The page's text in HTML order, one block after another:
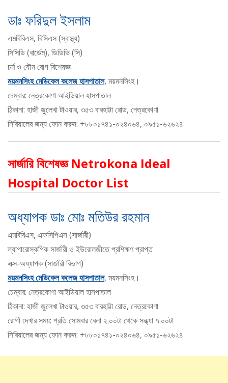
ডাঃ ফরিদুল ইসলাম
এমবিবিএস, বিসিএস (স্বাস্থ্য)
সিসিডি (বার্ডেম), ডিডিভি (সি)
চর্ম ও যৌন রোগ বিশেষজ্ঞ
ময়মনসিংহ মেডিকেল কলেজ হাসপাতাল, ময়মনসিংহ।
চেম্বার: নেত্রকোণা আইডিয়াল হাসপাতাল
ঠিকানা: হাজী জুলেখা টাওয়ার, ৩৫৩ বারহাট্টা রোড, নেত্রকোণা
সিরিয়ালের জন্য ফোন করুন: +৮৮০১৭৪১-০২৪০৬৪, ০৯৫১-৬২৬২৪
সার্জারি বিশেষজ্ঞ Netrokona Ideal
Hospital Doctor List
অধ্যাপক ডাঃ মোঃ মতিউর রহমান
এমবিবিএস, এফসিপিএস (সার্জারী)
ল্যাপারোস্কপিক সার্জারী ও ইউরোলজীতে প্রশিক্ষণ প্রাপ্ত
এক্স-অধ্যাপক (সার্জারী বিভাগ)
ময়মনসিংহ মেডিকেল কলেজ হাসপাতাল, ময়মনসিংহ।
চেম্বার: নেত্রকোণা আইডিয়াল হাসপাতাল
ঠিকানা: হাজী জুলেখা টাওয়ার, ৩৫৩ বারহাট্টা রোড, নেত্রকোণা
রোগী দেখার সময়: প্রতি সোমবার বেলা ২.০০টা থেকে সন্ধ্যা ৭.০০টা
সিরিয়ালের জন্য ফোন করুন: +৮৮০১৭৪১-০২৪০৬৪, ০৯৫১-৬২৬২৪